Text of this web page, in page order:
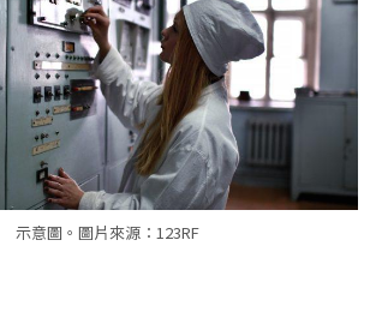
示意圖。圖片來源：123RF